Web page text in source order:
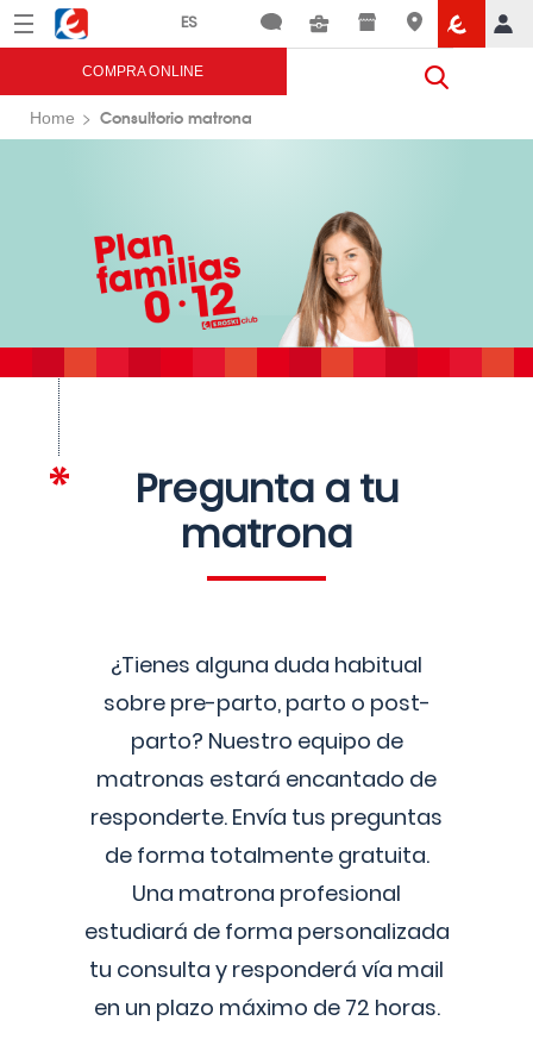
Menú Eroski
COMPRA ONLINE
Home Consultorio matrona
Pregunta a tu
matrona
¿Tienes alguna duda habitual
sobre pre-parto, parto o post-
parto? Nuestro equipo de
matronas estará encantado de
responderte. Envía tus preguntas
de forma totalmente gratuita.
Una matrona profesional
estudiará de forma personalizada
tu consulta y responderá vía mail
en un plazo máximo de 72 horas.